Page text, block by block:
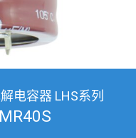
电容器 LHS系列